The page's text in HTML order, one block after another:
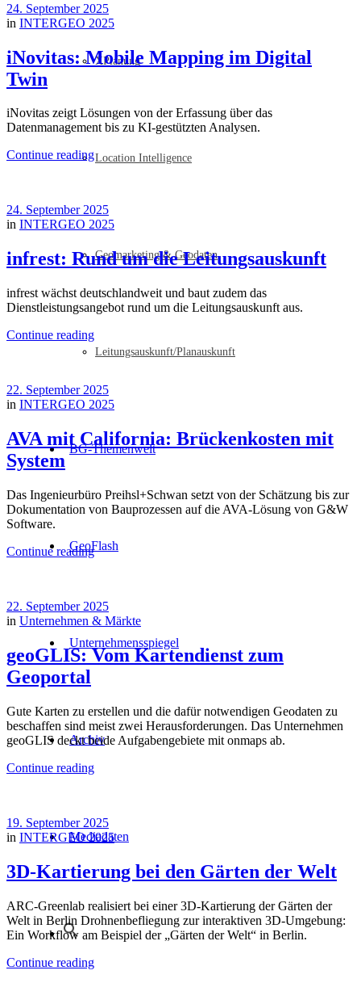
XPlanung
Location Intelligence
Geomarketing & Geodaten
Leitungsauskunft/Planauskunft
BG-Themenwelt
GeoFlash
Unternehmensspiegel
Archiv
Mediadaten
24. September 2025
in INTERGEO 2025
iNovitas: Mobile Mapping im Digital
Twin
iNovitas zeigt Lösungen von der Erfassung über das
Datenmanagement bis zu KI-gestützten Analysen.
Continue reading
24. September 2025
in INTERGEO 2025
infrest: Rund um die Leitungsauskunft
infrest wächst deutschlandweit und baut zudem das
Dienstleistungsangebot rund um die Leitungsauskunft aus.
Continue reading
22. September 2025
in INTERGEO 2025
AVA mit California: Brückenkosten mit
System
Das Ingenieurbüro Preihsl+Schwan setzt von der Schätzung bis zur
Dokumentation von Bauprozessen auf die AVA-Lösung von G&W
Software.
Continue reading
22. September 2025
in Unternehmen & Märkte
geoGLIS: Vom Kartendienst zum
Geoportal
Gute Karten zu erstellen und die dafür notwendigen Geodaten zu
beschaffen sind meist zwei Herausforderungen. Das Unternehmen
geoGLIS deckt beide Aufgabengebiete mit onmaps ab.
Continue reading
19. September 2025
in INTERGEO 2025
3D-Kartierung bei den Gärten der Welt
ARC-Greenlab realisiert bei einer 3D-Kartierung der Gärten der
Welt in Berlin Drohnenbefliegung zur interaktiven 3D-Umgebung:
Ein Workflow am Beispiel der „Gärten der Welt“ in Berlin.
Continue reading